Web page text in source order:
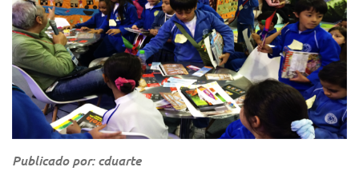
Publicado por: cduarte